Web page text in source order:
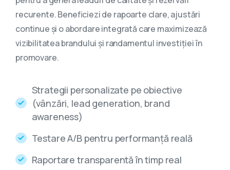
recurente. Beneficiezi de rapoarte clare, ajustări
continue și o abordare integrată care maximizează
vizibilitatea brandului și randamentul investiției în
promovare.
Strategii personalizate pe obiective
(vânzări, lead generation, brand
awareness)
Testare A/B pentru performanță reală
Raportare transparentă în timp real